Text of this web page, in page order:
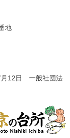
地
12日 一般社団法